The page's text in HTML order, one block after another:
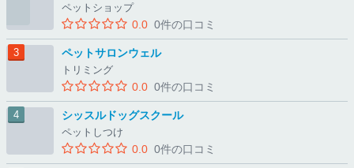
ペットショップ
0.0 0件の口コミ
ペットサロンウェル
トリミング
0.0 0件の口コミ
シッスルドッグスクール
ペットしつけ
0.0 0件の口コミ